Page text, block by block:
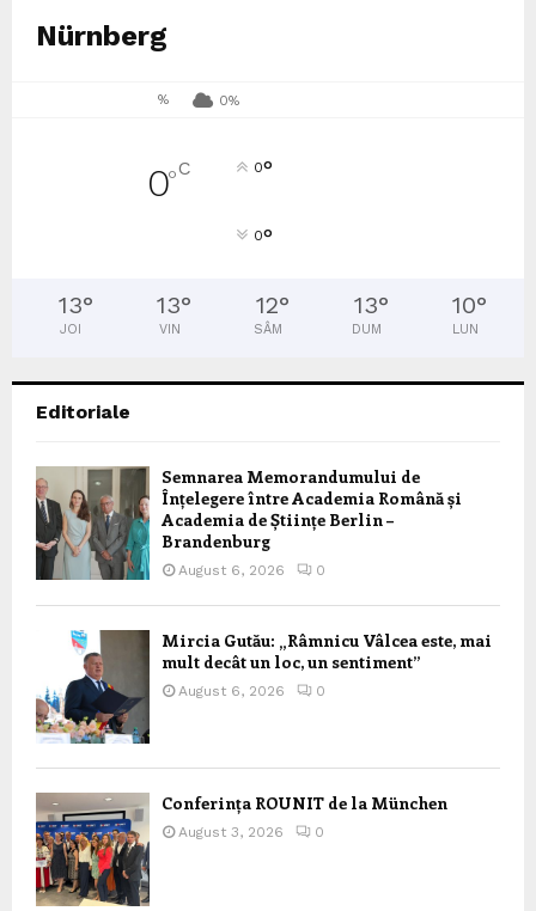
Nürnberg
% 0%
0°C 0°
0°
13°
JOI
13°
VIN
12°
SÂM
13°
DUM
10°
LUN
Editoriale
Semnarea Memorandumului de
Înțelegere între Academia Română și
Academia de Științe Berlin –
Brandenburg
August 6, 2026 0
Mircia Gutău: „Râmnicu Vâlcea este, mai
mult decât un loc, un sentiment”
August 6, 2026 0
Conferința ROUNIT de la München
August 3, 2026 0